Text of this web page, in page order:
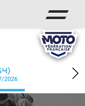
2026